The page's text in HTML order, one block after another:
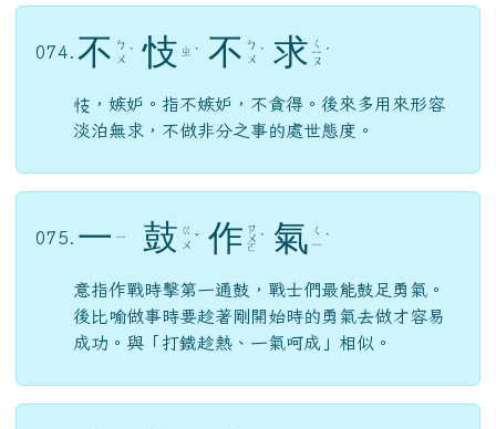
074. 不 ㄅ
ㄨ ˋ 忮 ㄓ ˋ 不 ㄅ
ㄨ ˋ 求 ㄑ
ㄧ
ㄡ
ˊ
忮，嫉妒。指不嫉妒，不貪得。後來多用來形容
淡泊無求，不做非分之事的處世態度。
075. 一 ㄧ 鼓 ㄍ
ㄨ ˇ 作 ㄗ
ㄨ
ㄛ
ˋ 氣 ㄑ
ㄧ ˋ
意指作戰時擊第一通鼓，戰士們最能鼓足勇氣。
後比喻做事時要趁著剛開始時的勇氣去做才容易
成功。與「打鐵趁熱、一氣呵成」相似。